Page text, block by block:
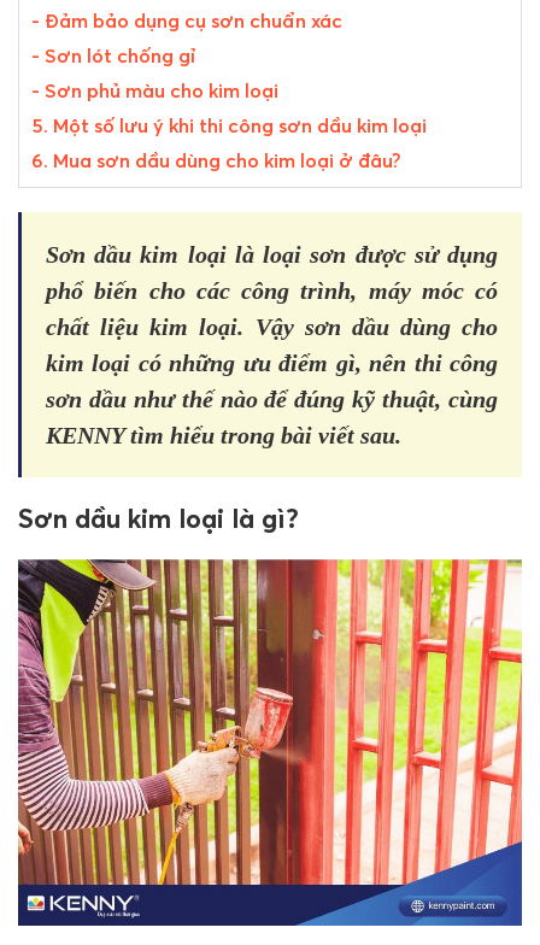
- Đảm bảo dụng cụ sơn chuẩn xác
- Sơn lót chống gỉ
- Sơn phủ màu cho kim loại
5. Một số lưu ý khi thi công sơn dầu kim loại
6. Mua sơn dầu dùng cho kim loại ở đâu?
Sơn dầu kim loại là loại sơn được sử dụng
phổ biến cho các công trình, máy móc có
chất liệu kim loại. Vậy sơn dầu dùng cho
kim loại có những ưu điểm gì, nên thi công
sơn dầu như thế nào để đúng kỹ thuật, cùng
KENNY tìm hiểu trong bài viết sau.
Sơn dầu kim loại là gì?